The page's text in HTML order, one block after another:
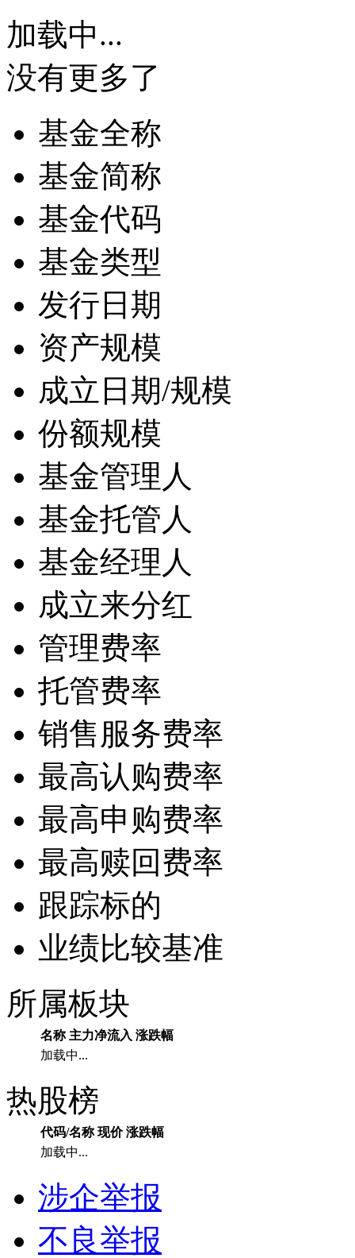
加载中...
没有更多了
基金全称
基金简称
基金代码
基金类型
发行日期
资产规模
成立日期/规模
份额规模
基金管理人
基金托管人
基金经理人
成立来分红
管理费率
托管费率
销售服务费率
最高认购费率
最高申购费率
最高赎回费率
跟踪标的
业绩比较基准
所属板块
名称 主力净流入 涨跌幅
加载中...
热股榜
代码/名称 现价 涨跌幅
加载中...
涉企举报
不良举报